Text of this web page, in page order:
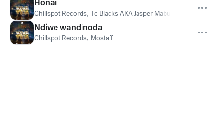
Honai
Chillspot Records, Tc Blacks AKA Jasper Maburner
Ndiwe wandinoda
Chillspot Records, Mostaff